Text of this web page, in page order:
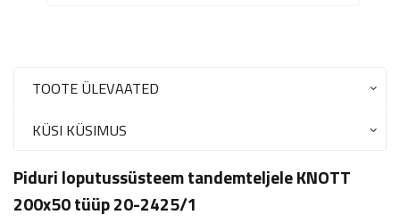
TOOTE ÜLEVAATED
KÜSI KÜSIMUS
Piduri loputussüsteem tandemteljele KNOTT
200x50 tüüp 20-2425/1